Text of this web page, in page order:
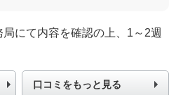
にて内容を確認の上、1～2週
口コミをもっと見る